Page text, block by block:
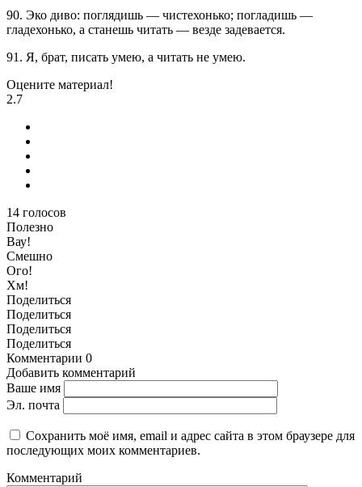
90. Эко диво: поглядишь — чистехонько; погладишь —
гладехонько, а станешь читать — везде задевается.
91. Я, брат, писать умею, а читать не умею.
Оцените материал!
2.7
14 голосов
Полезно
Вау!
Смешно
Ого!
Хм!
Поделиться
Поделиться
Поделиться
Поделиться
Комментарии 0
Добавить комментарий
Ваше имя
Эл. почта
Сохранить моё имя, email и адрес сайта в этом браузере для
последующих моих комментариев.
Комментарий